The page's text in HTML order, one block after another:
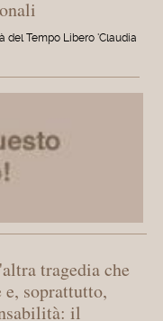
del Tempo Libero 'Claudia
tragedia che
soprattutto,
il